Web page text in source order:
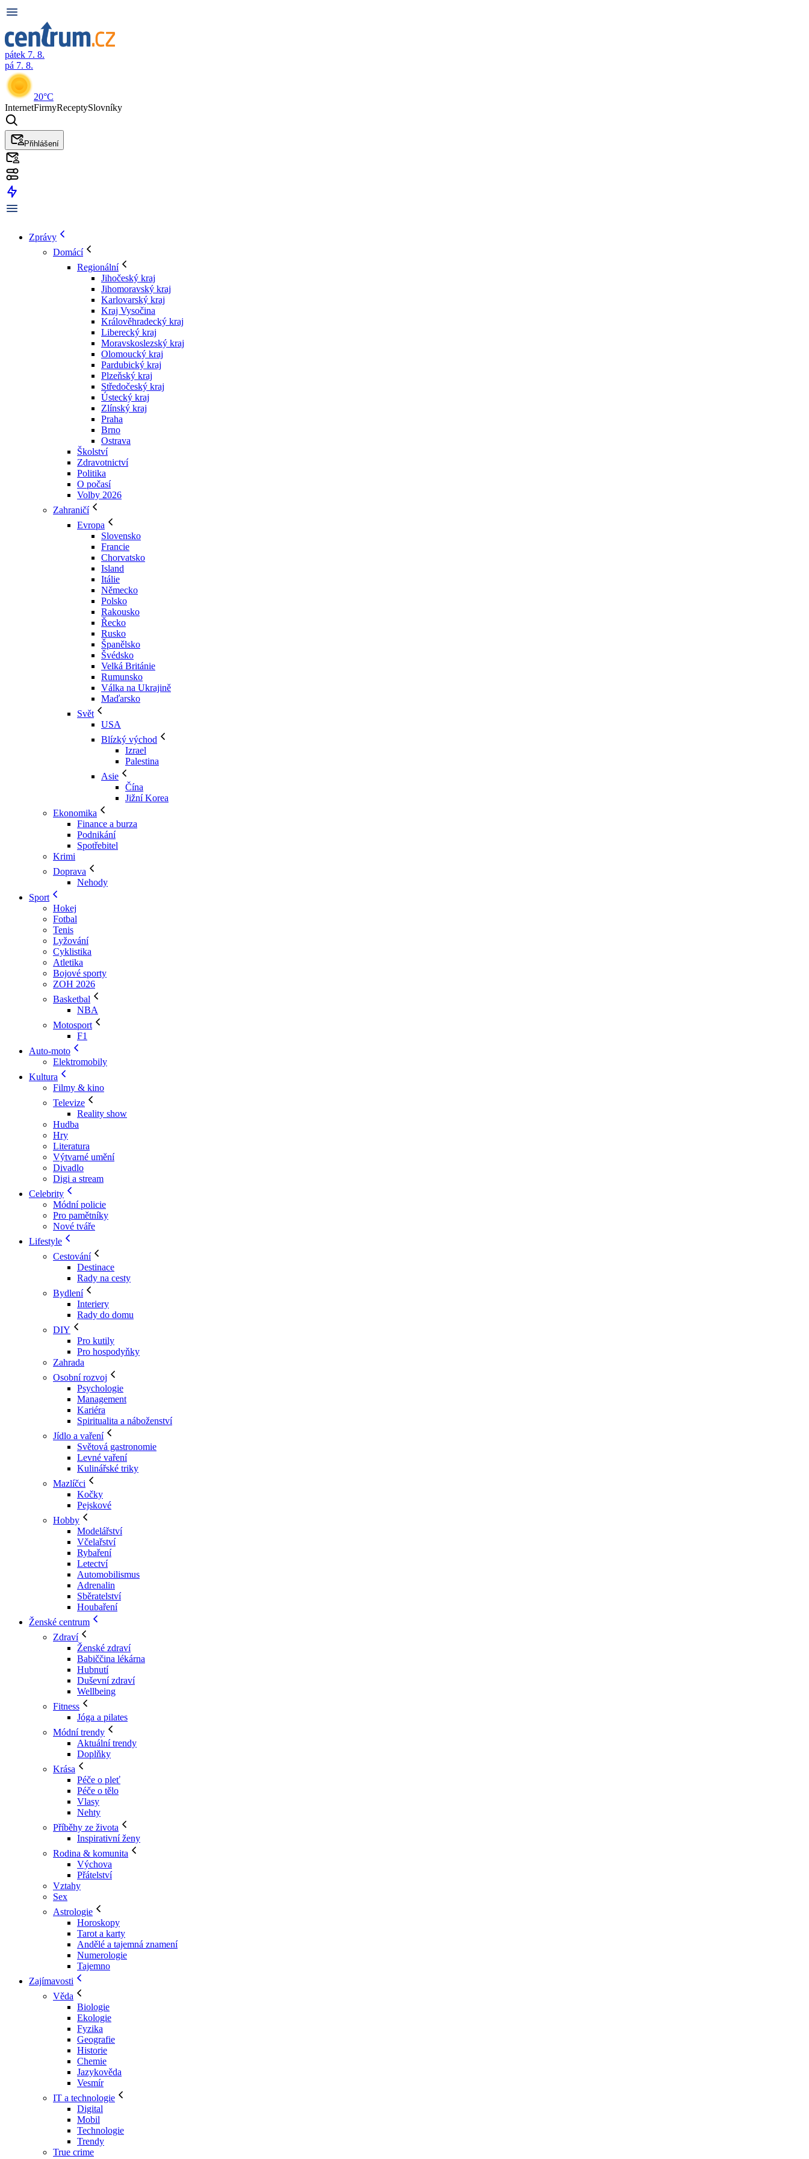
pátek 7. 8.
pá 7. 8.
20°C
InternetFirmyReceptySlovníky
Přihlášení
Zprávy
Domácí
Regionální
Jihočeský kraj
Jihomoravský kraj
Karlovarský kraj
Kraj Vysočina
Králověhradecký kraj
Liberecký kraj
Moravskoslezský kraj
Olomoucký kraj
Pardubický kraj
Plzeňský kraj
Středočeský kraj
Ústecký kraj
Zlínský kraj
Praha
Brno
Ostrava
Školství
Zdravotnictví
Politika
O počasí
Volby 2026
Zahraničí
Evropa
Slovensko
Francie
Chorvatsko
Island
Itálie
Německo
Polsko
Rakousko
Řecko
Rusko
Španělsko
Švédsko
Velká Británie
Rumunsko
Válka na Ukrajině
Maďarsko
Svět
USA
Blízký východ
Izrael
Palestina
Asie
Čína
Jižní Korea
Ekonomika
Finance a burza
Podnikání
Spotřebitel
Krimi
Doprava
Nehody
Sport
Hokej
Fotbal
Tenis
Lyžování
Cyklistika
Atletika
Bojové sporty
ZOH 2026
Basketbal
NBA
Motosport
F1
Auto-moto
Elektromobily
Kultura
Filmy & kino
Televize
Reality show
Hudba
Hry
Literatura
Výtvarné umění
Divadlo
Digi a stream
Celebrity
Módní policie
Pro pamětníky
Nové tváře
Lifestyle
Cestování
Destinace
Rady na cesty
Bydlení
Interiery
Rady do domu
DIY
Pro kutily
Pro hospodyňky
Zahrada
Osobní rozvoj
Psychologie
Management
Kariéra
Spiritualita a náboženství
Jídlo a vaření
Světová gastronomie
Levné vaření
Kulinářské triky
Mazlíčci
Kočky
Pejskové
Hobby
Modelářství
Včelařství
Rybaření
Letectví
Automobilismus
Adrenalin
Sběratelství
Houbaření
Ženské centrum
Zdraví
Ženské zdraví
Babiččina lékárna
Hubnutí
Duševní zdraví
Wellbeing
Fitness
Jóga a pilates
Módní trendy
Aktuální trendy
Doplňky
Krása
Péče o pleť
Péče o tělo
Vlasy
Nehty
Příběhy ze života
Inspirativní ženy
Rodina & komunita
Výchova
Přátelství
Vztahy
Sex
Astrologie
Horoskopy
Tarot a karty
Andělé a tajemná znamení
Numerologie
Tajemno
Zajímavosti
Věda
Biologie
Ekologie
Fyzika
Geografie
Historie
Chemie
Jazykověda
Vesmír
IT a technologie
Digital
Mobil
Technologie
Trendy
True crime